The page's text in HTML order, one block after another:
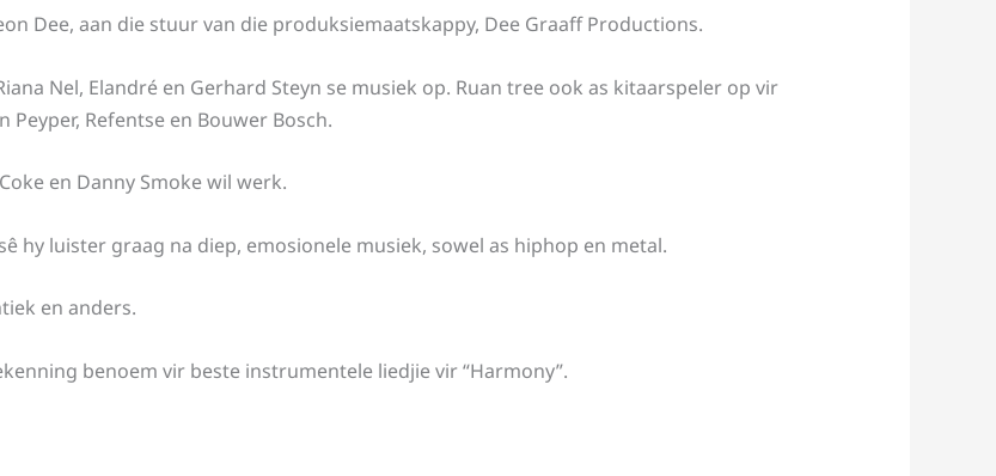
Dee, aan die stuur van die produksiemaatskappy, Dee Graaff Productions.
Nel, Elandré en Gerhard Steyn se musiek op. Ruan tree ook as kitaarspeler op vir
Peyper, Refentse en Bouwer Bosch.
en Danny Smoke wil werk.
hy luister graag na diep, emosionele musiek, sowel as hiphop en metal.
en anders.
benoem vir beste instrumentele liedjie vir “Harmony”.